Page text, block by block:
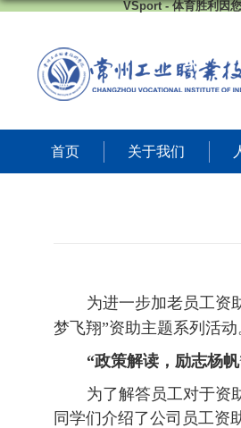
VSport - 体育胜利因
首页 关于我们
为进一步加老员工资
梦飞翔”资助主题系列活动
“政策解读，励志杨
为了解答员工对于资
同学们介绍了公司员工资